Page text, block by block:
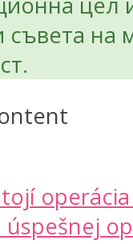
съвета на
úspešnej